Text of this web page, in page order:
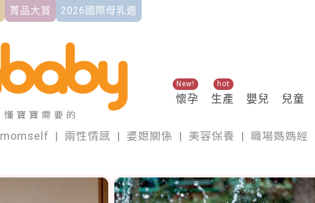
菁品大賞 2026國際母乳週
懷孕
New!
生產
hot
嬰兒 兒童
momself
momself | 兩性情感 | 婆媳關係 | 美容保養 | 職場媽媽經